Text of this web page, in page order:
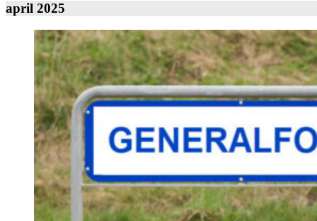
april 2025